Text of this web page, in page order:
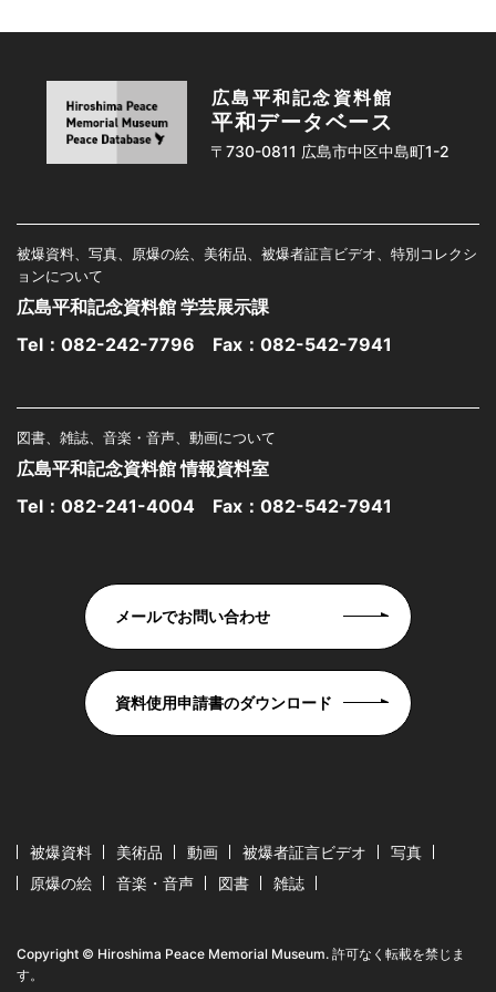
広島平和記念資料館
平和データベース
〒730-0811 広島市中区中島町1-2
被爆資料、写真、原爆の絵、美術品、被爆者証言ビデオ、特別コレクシ
ョンについて
広島平和記念資料館 学芸展示課
Tel： 082-242-7796 Fax：082-542-7941
図書、雑誌、音楽・音声、動画について
広島平和記念資料館 情報資料室
Tel： 082-241-4004 Fax：082-542-7941
メールでお問い合わせ
資料使用申請書のダウンロード
被爆資料 美術品 動画 被爆者証言ビデオ
写真
原爆の絵
音楽・音声 図書 雑誌
Copyright © Hiroshima Peace Memorial Museum. 許可なく転載を禁じま
す。